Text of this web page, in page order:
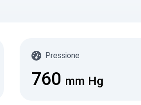
Pressione
760 mm Hg